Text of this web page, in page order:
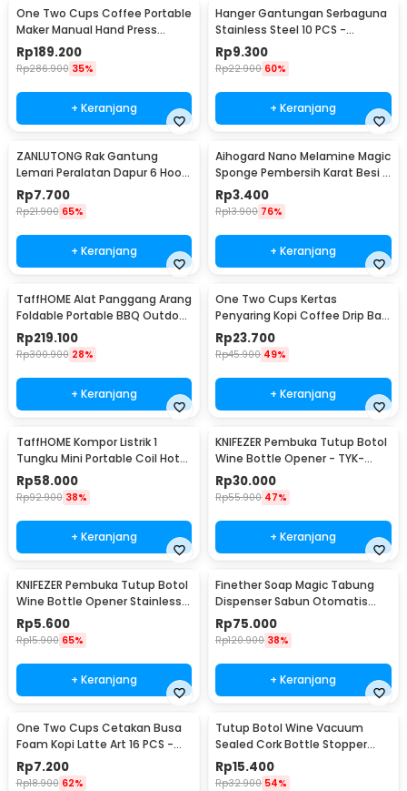
One Two Cups Coffee Portable
Maker Manual Hand Press
Espresso 300ml - T35066
Rp189.200
Rp286.900 35%
+ Keranjang
Hanger Gantungan Serbaguna
Stainless Steel 10 PCS -
M127105
Rp9.300
Rp22.900 60%
+ Keranjang
ZANLUTONG Rak Gantung
Lemari Peralatan Dapur 6 Hook
Besi - 2137
Rp7.700
Rp21.900 65%
+ Keranjang
Aihogard Nano Melamine Magic
Sponge Pembersih Karat Besi -
CW62
Rp3.400
Rp13.900 76%
+ Keranjang
TaffHOME Alat Panggang Arang
Foldable Portable BBQ Outdoor
Grill Stove - HWSK77
Rp219.100
Rp300.900 28%
+ Keranjang
One Two Cups Kertas
Penyaring Kopi Coffee Drip Bag
Paper Filter 50PCS - T111
Rp23.700
Rp45.900 49%
+ Keranjang
TaffHOME Kompor Listrik 1
Tungku Mini Portable Coil Hot
Plate 500W - C1-1000-03
Rp58.000
Rp92.900 38%
+ Keranjang
KNIFEZER Pembuka Tutup Botol
Wine Bottle Opener - TYK-
074B
Rp30.000
Rp55.900 47%
+ Keranjang
KNIFEZER Pembuka Tutup Botol
Wine Bottle Opener Stainless
Steel - WS01
Rp5.600
Rp15.900 65%
+ Keranjang
Finether Soap Magic Tabung
Dispenser Sabun Otomatis
400ml - AD-03
Rp75.000
Rp120.900 38%
+ Keranjang
One Two Cups Cetakan Busa
Foam Kopi Latte Art 16 PCS -
JJYE01
Rp7.200
Rp18.900 62%
Tutup Botol Wine Vacuum
Sealed Cork Bottle Stopper
Stainless Steel - G94529
Rp15.400
Rp32.900 54%